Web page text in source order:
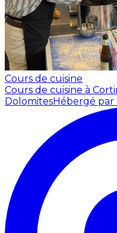
Cours de cuisine
Cours de cuisine à
DolomitesHébergé par